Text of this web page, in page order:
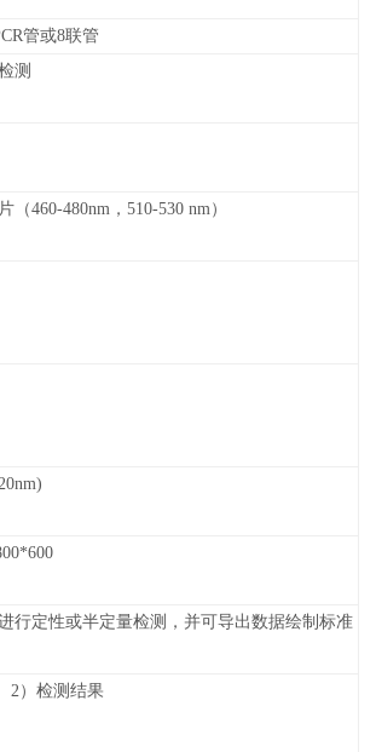
管或8联管
测
（460-480nm，510-530 nm）
行定性或半定量检测，并可导出数据绘制标准
2）检测结果